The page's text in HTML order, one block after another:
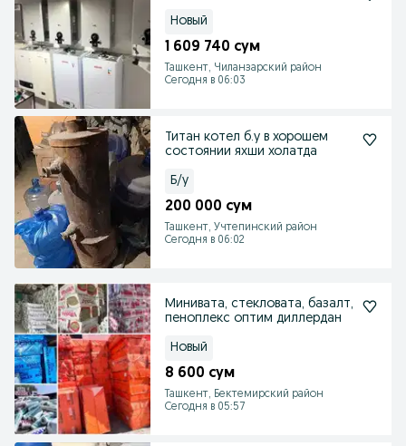
Новый
1 609 740 сум
Ташкент, Чиланзарский район
Сегодня в 06:03
Титан котел б.у в хорошем
состоянии яхши холатда
Б/у
200 000 сум
Ташкент, Учтепинский район
Сегодня в 06:02
Минивата, стекловата, базалт,
пеноплекс оптим диллердан
Новый
8 600 сум
Ташкент, Бектемирский район
Сегодня в 05:57